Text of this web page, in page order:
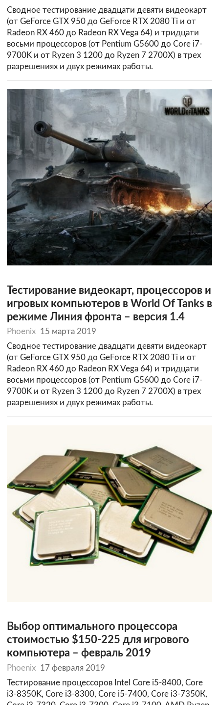
Сводное тестирование двадцати девяти видеокарт
(от GeForce GTX 950 до GeForce RTX 2080 Ti и от
Radeon RX 460 до Radeon RX Vega 64) и тридцати
восьми процессоров (от Pentium G5600 до Core i7-
9700K и от Ryzen 3 1200 до Ryzen 7 2700X) в трех
разрешениях и двух режимах работы.
Тестирование видеокарт, процессоров и
игровых компьютеров в World Of Tanks в
режиме Линия фронта – версия 1.4
Phoenix 15 марта 2019
Сводное тестирование двадцати девяти видеокарт
(от GeForce GTX 950 до GeForce RTX 2080 Ti и от
Radeon RX 460 до Radeon RX Vega 64) и тридцати
восьми процессоров (от Pentium G5600 до Core i7-
9700K и от Ryzen 3 1200 до Ryzen 7 2700X) в трех
разрешениях и двух режимах работы.
Выбор оптимального процессора
стоимостью $150-225 для игрового
компьютера – февраль 2019
Phoenix 17 февраля 2019
Тестирование процессоров Intel Core i5-8400, Core
i3-8350K, Core i3-8300, Core i5-7400, Core i3-7350К,